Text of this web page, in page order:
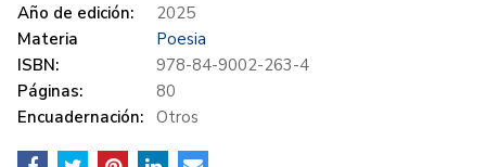
Año de edición:
2025
Materia
Poesia
ISBN:
978-84-9002-263-4
Páginas:
80
Encuadernación: Otros